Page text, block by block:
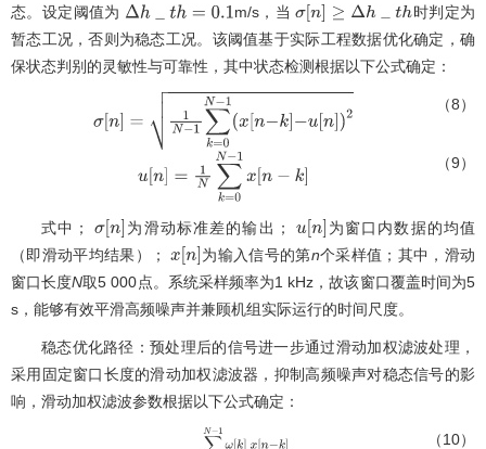
态。设定阈值为
Δ h_t h=0.1 m/s，当 σ[n ]≥Δh _t h
时判定为
暂态工况，否则为稳态工况。该阈值基于实际工程数据优化确定，确
保状态判别的灵敏性与可靠性，其中状态检测根据以下公式确定：
σ[n ]= N-1∑ k= 0N-1x[n-k]-u[n]2
（8）
u[n =1 N∑ k=0N- 1x n-
（9）
式中； σ[n]
为滑动标准差的输出； u[n]
为窗口内数据的均值
（即滑动平均结果）；
x[n]
为输入信号的第n个采样值；其中，滑动
窗口长度N取5 000点。系统采样频率为1 kHz，故该窗口覆盖时间为5
s，能够有效平滑高频噪声并兼顾机组实际运行的时间尺度。
稳态优化路径：预处理后的信号进一步通过滑动加权滤波处理，
采用固定窗口长度的滑动加权滤波器，抑制高频噪声对稳态信号的影
响，滑动加权滤波参数根据以下公式确定：
（10）